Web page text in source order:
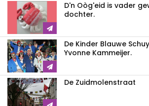
D'n Oòg'eid is vader
dochter.
De Kinder Blauwe
Yvonne Kammeijer.
De Zuidmolenstraat